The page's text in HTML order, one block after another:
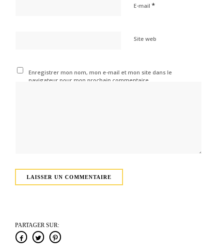
E-mail*
Site web
Enregistrer mon nom, mon e-mail et mon site dans le
navigateur pour mon prochain commentaire.
PARTAGER SUR: